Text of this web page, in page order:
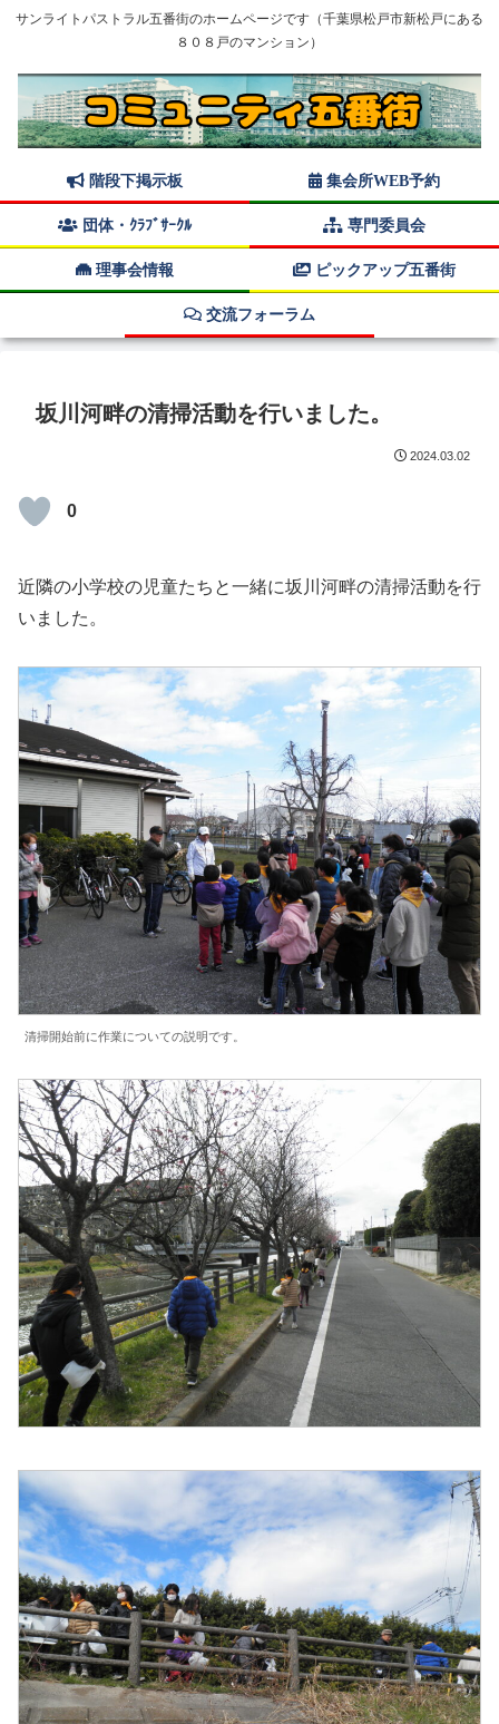
サンライトパストラル五番街のホームページです（千葉県松戸市新松戸にある
８０８戸のマンション）
階段下掲示板 集会所WEB予約
団体・ｸﾗﾌﾞｻｰｸﾙ 専門委員会
理事会情報 ピックアップ五番街
交流フォーラム
坂川河畔の清掃活動を行いました。
2024.03.02
0
近隣の小学校の児童たちと一緒に坂川河畔の清掃活動を行
いました。
清掃開始前に作業についての説明です。